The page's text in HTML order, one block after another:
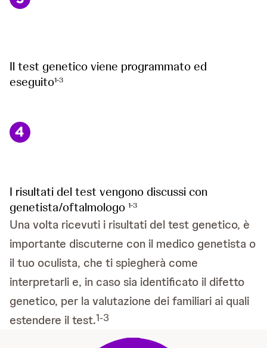
Il test genetico viene programmato ed
eseguito1-3
I risultati del test vengono discussi con
genetista/oftalmologo 1-3
Una volta ricevuti i risultati del test genetico, è
importante discuterne con il medico genetista o
il tuo oculista, che ti spiegherà come
interpretarli e, in caso sia identificato il difetto
genetico, per la valutazione dei familiari ai quali
estendere il test.1-3